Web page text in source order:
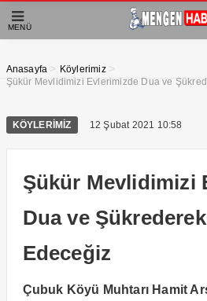
MENÜ
Anasayfa > Köylerimiz >
Şükür Mevlidimizi Evlerimizde Dua ve
KÖYLERIMIZ 12 Şubat 2021 10:58
Şükür Mevlidimizi
Dua ve
Edeceğiz
Çubuk Köyü Muhtarı Hamit